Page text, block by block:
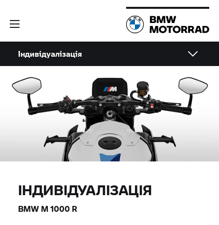
Індивідуалізація
ІНДИВІДУАЛІЗАЦІЯ
BMW M1000 R